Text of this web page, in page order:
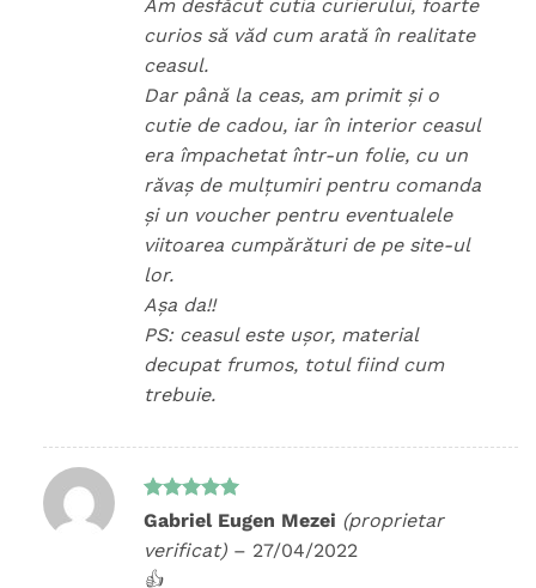
Am desfăcut cutia curierului, foarte
curios să văd cum arată în realitate
ceasul.
Dar până la ceas, am primit și o
cutie de cadou, iar în interior ceasul
era împachetat într-un folie, cu un
răvaș de mulțumiri pentru comanda
și un voucher pentru eventualele
viitoarea cumpărături de pe site-ul
lor.
Așa da!!
PS: ceasul este ușor, material
decupat frumos, totul fiind cum
trebuie.
Evaluat la
Gabriel Eugen Mezei (proprietar
verificat) – 27/04/2022
👍